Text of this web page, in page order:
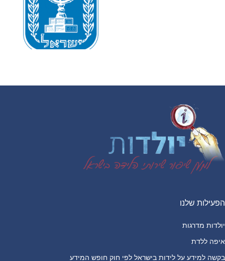
Footer
הפעילות שלנו
יולדות מדרגות
איפה ללדת
בקשה למידע על לידות בישראל לפי חוק חופש המידע